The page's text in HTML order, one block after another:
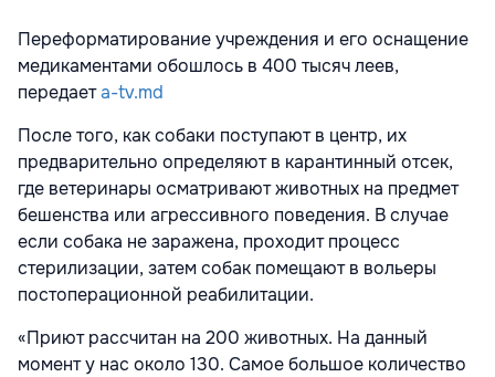
Переформатирование учреждения и его оснащение
медикаментами обошлось в 400 тысяч леев,
передаетa-tv.md
После того, как собаки поступают в центр, их
предварительно определяют в карантинный отсек,
где ветеринары осматривают животных на предмет
бешенства или агрессивного поведения. В случае
если собака не заражена, проходит процесс
стерилизации, затем собак помещают в вольеры
постоперационной реабилитации.
«Приют рассчитан на 200 животных. На данный
момент у нас около 130. Самое большое количество